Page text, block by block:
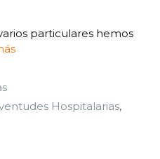
particulares hemos
Hospitalarias,